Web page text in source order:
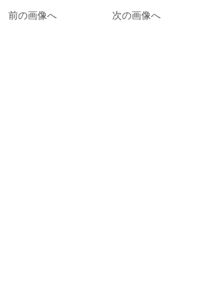
前の画像へ 次の画像へ